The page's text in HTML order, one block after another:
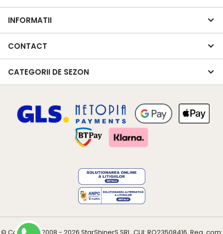
INFORMATII
CONTACT
CATEGORII DE SEZON